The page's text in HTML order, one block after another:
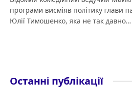
програми висміяв політику глави
Юлії Тимошенко, яка не так давно…
Останні публікації